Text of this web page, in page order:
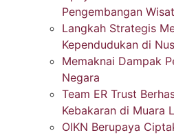
Pengembangan
Langkah Strategis
Kependudukan di
Memaknai Dampak
Negara
Team ER Trust
Kebakaran di Muara
OIKN Berupaya